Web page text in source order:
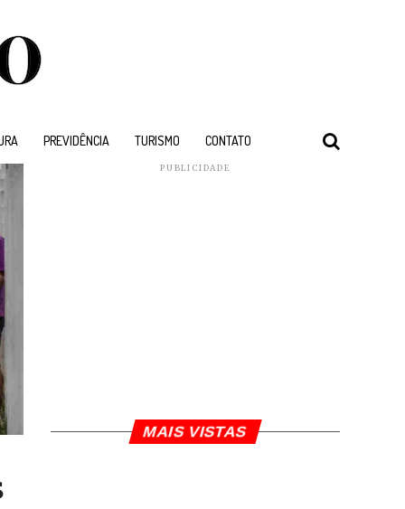
PREVIDÊNCIA TURISMO CONTATO
PUBLICIDADE
MAIS VISTAS